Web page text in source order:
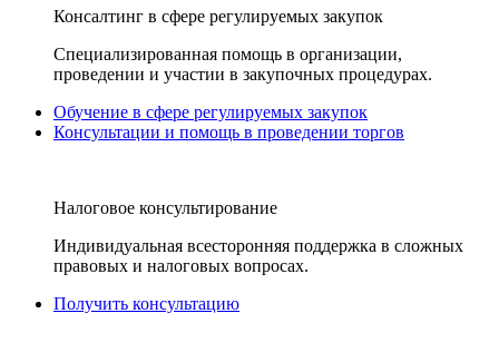
Консалтинг в сфере регулируемых закупок
Специализированная помощь в организации,
проведении и участии в закупочных процедурах.
Обучение в сфере регулируемых закупок
Консультации и помощь в проведении торгов
Налоговое консультирование
Индивидуальная всесторонняя поддержка в сложных
правовых и налоговых вопросах.
Получить консультацию